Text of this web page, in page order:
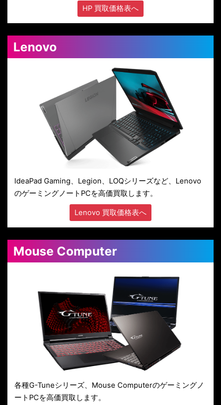
HP 買取価格表へ
Lenovo
IdeaPad Gaming、Legion、LOQシリーズなど、Lenovo
のゲーミングノートPCを高価買取します。
Lenovo 買取価格表へ
Mouse Computer
各種G-Tuneシリーズ、Mouse Computerのゲーミングノ
ートPCを高価買取します。